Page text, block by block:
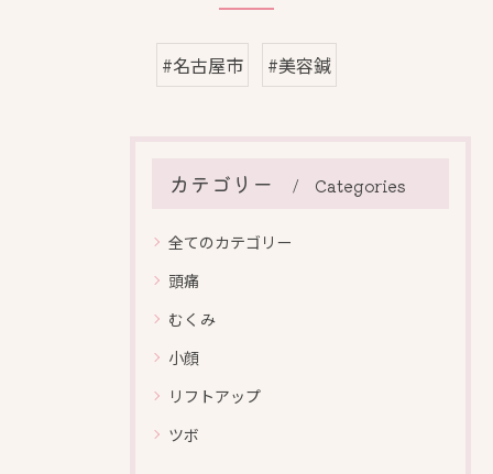
#名古屋市 #美容鍼
カテゴリー Categories
全てのカテゴリー
頭痛
むくみ
小顔
リフトアップ
ツボ